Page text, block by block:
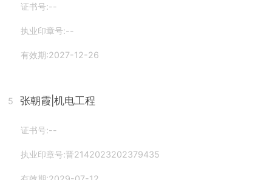
证书号:--
执业印章号:--
有效期:2027-12-26
5 张朝霞 |机电工程
证书号:--
执业印章号:晋2142023202379435